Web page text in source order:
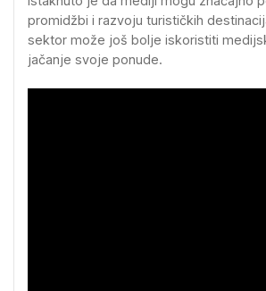
promidžbi i razvoju turističkih
sektor može još bolje iskoristiti
jačanje svoje ponude.